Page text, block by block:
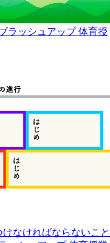
ラッシュアップ 体育授
なければならないこと